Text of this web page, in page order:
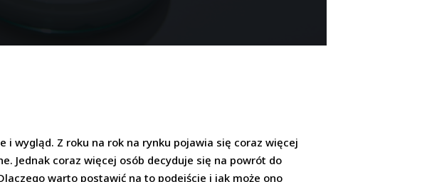
wygląd. Z roku na rok na rynku pojawia się coraz więcej
Jednak coraz więcej osób decyduje się na powrót do
warto postawić na to podejście i jak może ono